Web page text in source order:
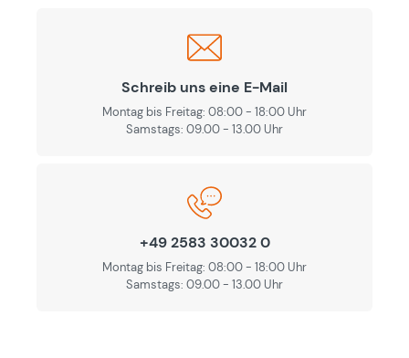
Schreib uns eine E-Mail
Montag bis Freitag: 08:00 - 18:00 Uhr
Samstags: 09.00 - 13.00 Uhr
+49 2583 30032 0
Montag bis Freitag: 08:00 - 18:00 Uhr
Samstags: 09.00 - 13.00 Uhr